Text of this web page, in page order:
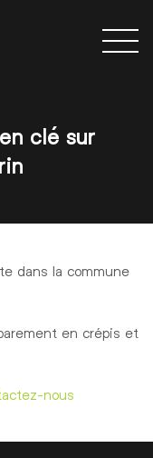
clé sur
dans la commune
en crépis et
nous